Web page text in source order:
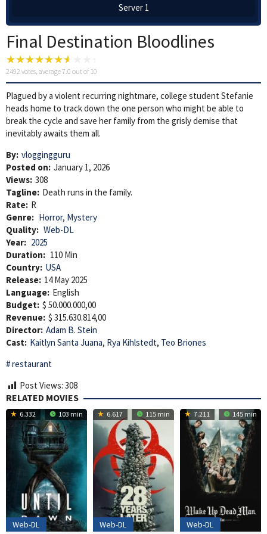
Server 1
Final Destination Bloodlines
2492 votes, average7.0 out of 10
Plagued by a violent recurring nightmare, college student Stefanie
heads home to track down the one person who might be able to
break the cycle and save her family from the grisly demise that
inevitably awaits them all.
By: vloggingguru
Posted on: January 1, 2026
Views: 308
Tagline: Death runs in the family.
Rate: R
Genre: Horror, Mystery
Quality: Web-DL
Year: 2025
Duration: 110 Min
Country: USA
Release: 14 May 2025
Language: English
Budget: $ 50.000.000,00
Revenue: $ 315.630.814,00
Director: Adam B. Stein
Cast: Kaitlyn Santa Juana, Rya Kihlstedt, Teo Briones
restaurant
Post Views: 308
RELATED MOVIES
6.332 103 min
Web-DL
6.617 115 min
Web-DL
7.211 145 min
Web-DL